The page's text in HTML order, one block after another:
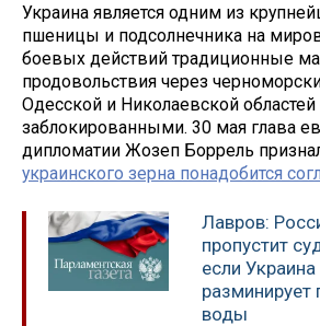
Украина является одним из
пшеницы и подсолнечника на
боевых действий традиционные
продовольствия через
Одесской и Николаевской областей
заблокированными. 30 мая глава
дипломатии Жозеп Боррель
украинского зерна понадобится
Лавров:
пропустит
если Украина
воды